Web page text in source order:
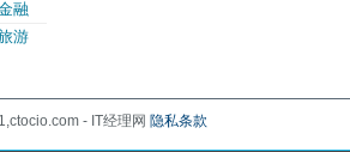
融
游
- IT经理网 隐私条款